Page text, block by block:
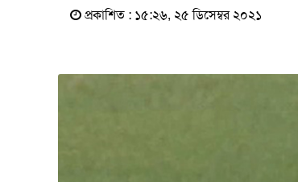
প্রকাশিত : ১৫:২৬, ২৫ ডিসেম্বর ২০২১